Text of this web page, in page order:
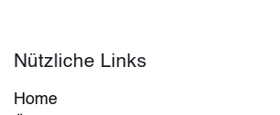
Nützliche Links
Home